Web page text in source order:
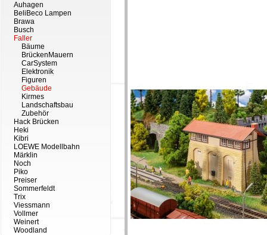
Auhagen
BeliBeco Lampen
Brawa
Busch
Faller
Bäume
BrückenMauern
CarSystem
Elektronik
Figuren
Gebäude
Kirmes
Landschaftsbau
Zubehör
Hack Brücken
Heki
Kibri
LOEWE Modellbahn
Märklin
Noch
Piko
Preiser
Sommerfeldt
Trix
Viessmann
Vollmer
Weinert
Woodland